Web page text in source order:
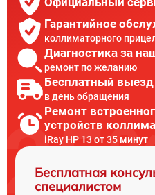
Гарантийное
коллиматорного
Диагностика за
ремонт по желанию
Бесплатный выезд
в день обращения
Ремонт
устройств
iRay HP 13 от 35 минут
Бесплатная
специалистом